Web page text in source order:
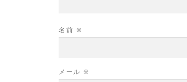
名前 ※
メール ※